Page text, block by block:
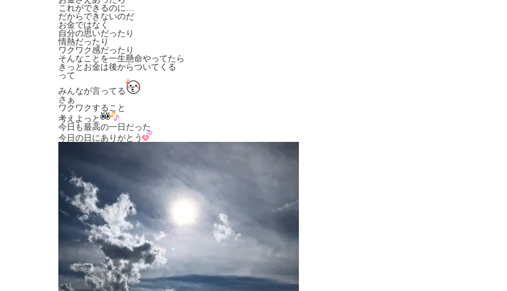
これができるのに…
だからできないのだ
お金ではなく
自分の思いだったり
情熱だったり
ワクワク感だったり
そんなことを一生懸命やってたら
きっとお金は後からついてくる
って
みんなが言ってる
さぁ
ワクワクすること
考えよっと
今日も最高の一日だった
今日の日にありがとう